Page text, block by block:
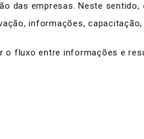
das empresas. Neste sentido,
informações,
o fluxo entre informações e